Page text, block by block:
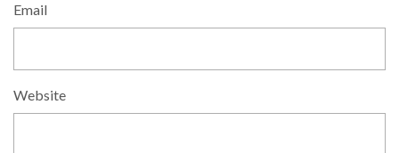
Email
Website